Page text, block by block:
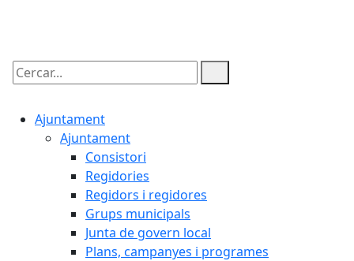
Cercar:
Ajuntament
Ajuntament
Consistori
Regidories
Regidors i regidores
Grups municipals
Junta de govern local
Plans, campanyes i programes